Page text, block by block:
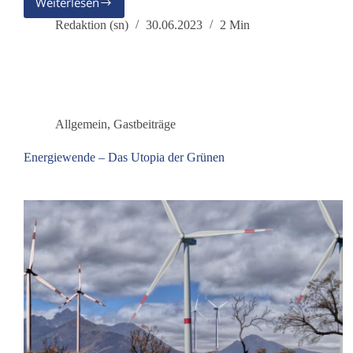
Die
AG
und
der
Demonstration
Stopp
vor
der
Air
Base
in
Rheinland-
Pfalz
Redaktion (sn) 30.06.2023 2 Min
Allgemein, Gastbeiträge
Energiewende – Das Utopia der Grünen